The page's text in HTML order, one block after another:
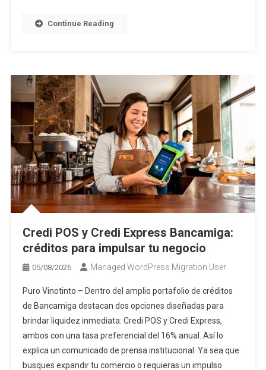
Continue Reading
Credi POS y Credi Express Bancamiga:
créditos para impulsar tu negocio
05/08/2026 Managed WordPress Migration User
Puro Vinotinto – Dentro del amplio portafolio de créditos
de Bancamiga destacan dos opciones diseñadas para
brindar liquidez inmediata: Credi POS y Credi Express,
ambos con una tasa preferencial del 16% anual. Así lo
explica un comunicado de prensa institucional. Ya sea que
busques expandir tu comercio o requieras un impulso